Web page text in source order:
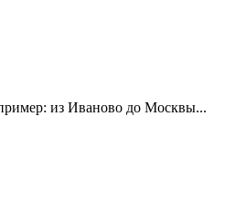
из Иваново до Москвы...